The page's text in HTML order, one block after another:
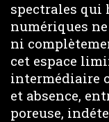
spectrales qui
numériques
ni
cet espace
intermédiaire
et absence,
poreuse,